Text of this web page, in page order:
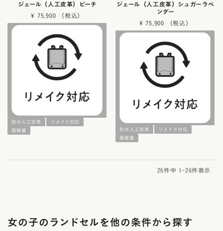
ジェール（人工皮革）ピーチ
¥ 75,900
防水人工皮革
リメイク対応
最軽量
ジェール（人工皮革）シュガーラベ
ンダー
¥ 75,900
防水人工皮革
リメイク対応
最軽量
26件中 1-26件表示
女の子のランドセルを他の条件から探す